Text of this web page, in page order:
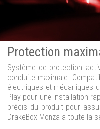
Protection
Système de protection
conduite maximale.
électriques et mécaniques
Play pour une installation
précis du produit pour
DrakeBox Monza a toute la